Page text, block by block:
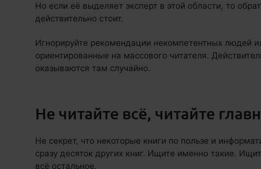
Но если её выделяет эксперт в этой области, то
действительно стоит.
Игнорируйте рекомендации некомпетентных людей
ориентированные на массового читателя.
оказываются там случайно.
Не читайте всё, читайте
Не секрет, что некоторые книги по пользе и
сразу десяток других книг. Ищите именно такие.
всё остальное.